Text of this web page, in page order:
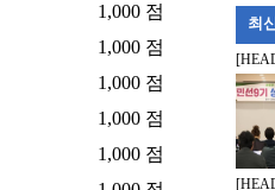
1,000 점
1,000 점
1,000 점
1,000 점
1,000 점
최